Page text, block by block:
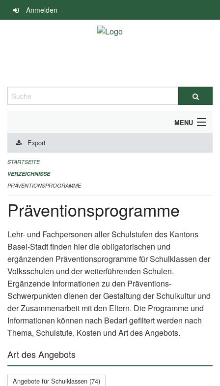
Navigation
überspringen
Anmelden
Suche
MENU
DURCHFÜHRUNG UND FINANZIERUNG
IMPRESSUM
Export
STARTSEITE
VERZEICHNISSE
PRÄVENTIONSPROGRAMME
Präventionsprogramme
Lehr- und Fachpersonen aller Schulstufen des Kantons
Basel-Stadt finden hier die obligatorischen und
ergänzenden Präventionsprogramme für Schulklassen der
Volksschulen und der weiterführenden Schulen.
Ergänzende Informationen zu den Präventions-
Schwerpunkten dienen der Gestaltung der Schulkultur und
der Zusammenarbeit mit den Eltern. Die Programme und
Informationen können nach Bedarf gefiltert werden nach
Thema, Schulstufe, Kosten und Art des Angebots.
Art des Angebots
Angebote für Schulklassen (74)